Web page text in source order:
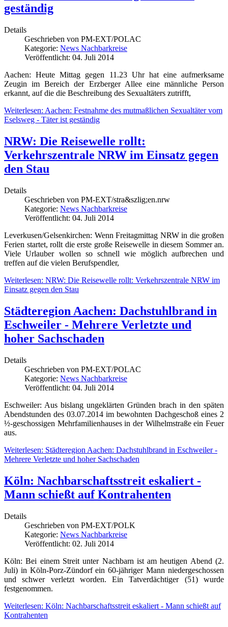
geständig
Details
Geschrieben von PM-EXT/POLAC
Kategorie: News Nachbarkreise
Veröffentlicht: 04. Juli 2014
Aachen: Heute Mittag gegen 11.23 Uhr hat eine aufmerksame
Zeugin im Bereich der Erzberger Allee eine männliche Person
erkannt, auf die die Beschreibung des Sexualtäters zutrifft,
Weiterlesen: Aachen: Festnahme des mutmaßlichen Sexualtäter vom
Eselsweg - Täter ist geständig
NRW: Die Reisewelle rollt:
Verkehrszentrale NRW im Einsatz gegen
den Stau
Details
Geschrieben von PM-EXT/stra&szlig;en.nrw
Kategorie: News Nachbarkreise
Veröffentlicht: 04. Juli 2014
Leverkusen/Gelsenkirchen: Wenn Freitagmittag NRW in die großen
Ferien startet, rollt die erste große Reisewelle in diesem Sommer an.
Viele Urlauber wollen so schnell wie möglich aufbrechen und
treffen auf die vielen Berufspendler,
Weiterlesen: NRW: Die Reisewelle rollt: Verkehrszentrale NRW im
Einsatz gegen den Stau
Städteregion Aachen: Dachstuhlbrand in
Eschweiler - Mehrere Verletzte und
hoher Sachschaden
Details
Geschrieben von PM-EXT/POLAC
Kategorie: News Nachbarkreise
Veröffentlicht: 04. Juli 2014
Eschweiler: Aus bislang ungeklärten Gründen brach in den späten
Abendstunden des 03.07.2014 im bewohnten Dachgeschoß eines 2
½-geschossigen Mehrfamilienhauses in der Wilhelmstraße ein Feuer
aus.
Weiterlesen: Städteregion Aachen: Dachstuhlbrand in Eschweiler -
Mehrere Verletzte und hoher Sachschaden
Köln: Nachbarschaftsstreit eskaliert -
Mann schießt auf Kontrahenten
Details
Geschrieben von PM-EXT/POLK
Kategorie: News Nachbarkreise
Veröffentlicht: 02. Juli 2014
Köln: Bei einem Streit unter Nachbarn ist am heutigen Abend (2.
Juli) in Köln-Porz-Zündorf ein 60-jähriger Mann niedergeschossen
und schwer verletzt worden. Ein Tatverdächtiger (51) wurde
festgenommen.
Weiterlesen: Köln: Nachbarschaftsstreit eskaliert - Mann schießt auf
Kontrahenten